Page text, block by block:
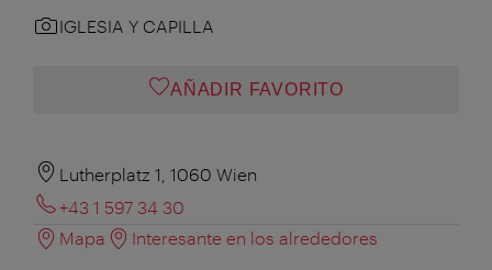
IGLESIA Y CAPILLA
AÑADIR FAVORITO
Lutherplatz 1, 1060 Wien
+43 1 597 34 30
Mapa
Interesante en los alrededores